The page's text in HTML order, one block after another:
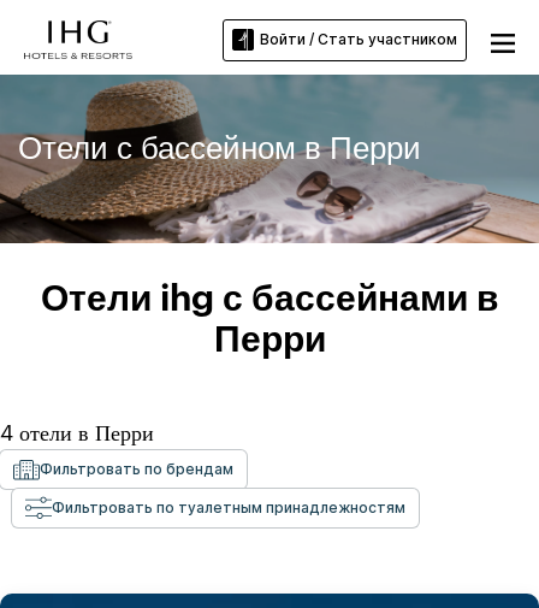
Войти / Стать участником
Отели с бассейном в Перри
Отели ihg с бассейнами в
Перри
4 отели в Перри
Фильтровать по брендам
Фильтровать по туалетным принадлежностям